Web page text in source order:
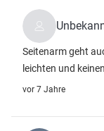
Seitenarm geht
leichten und
vor 7 Jahre